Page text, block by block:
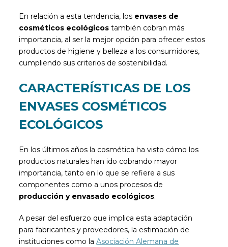
En relación a esta tendencia, los envases de
cosméticos ecológicos también cobran más
importancia, al ser la mejor opción para ofrecer estos
productos de higiene y belleza a los consumidores,
cumpliendo sus criterios de sostenibilidad.
CARACTERÍSTICAS DE LOS
ENVASES COSMÉTICOS
ECOLÓGICOS
En los últimos años la cosmética ha visto cómo los
productos naturales han ido cobrando mayor
importancia, tanto en lo que se refiere a sus
componentes como a unos procesos de
producción y envasado ecológicos.
A pesar del esfuerzo que implica esta adaptación
para fabricantes y proveedores, la estimación de
instituciones como laAsociación Alemana de